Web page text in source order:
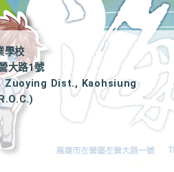
學校
大路1號
Zuoying Dist., Kaohsiung
|